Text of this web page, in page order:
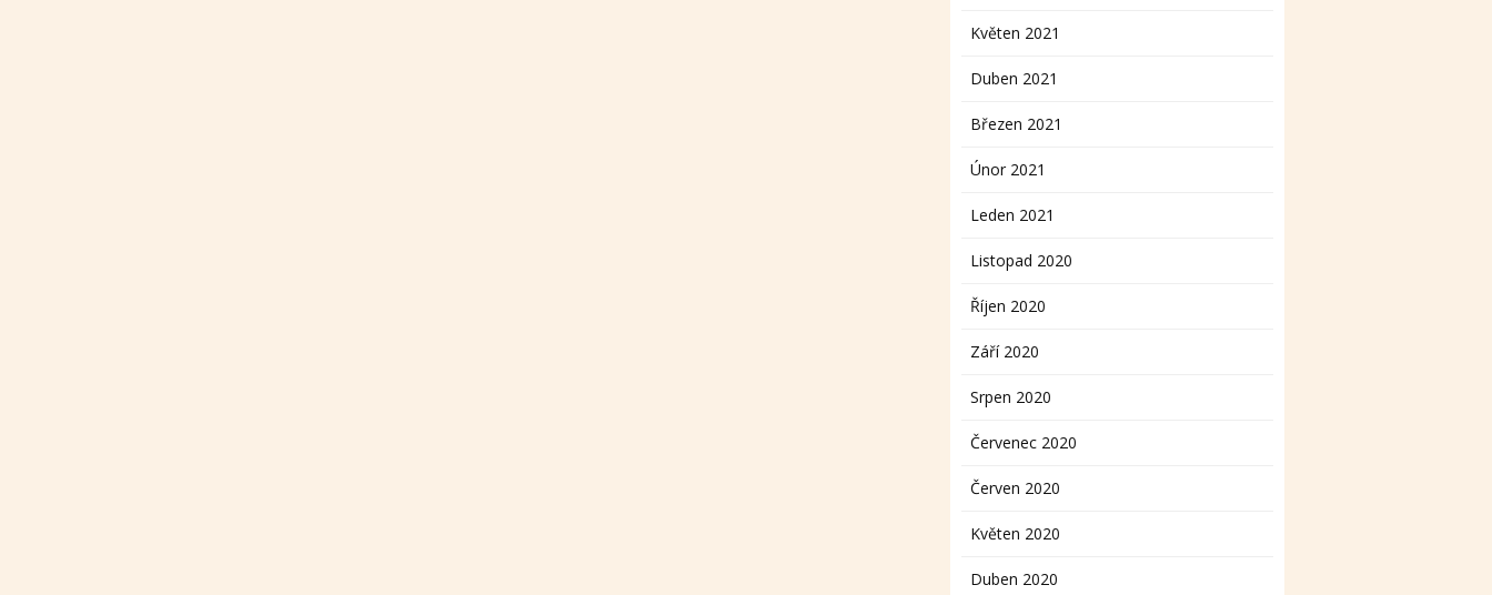
Květen 2021
Duben 2021
Březen 2021
Únor 2021
Leden 2021
Listopad 2020
Říjen 2020
Září 2020
Srpen 2020
Červenec 2020
Červen 2020
Květen 2020
Duben 2020